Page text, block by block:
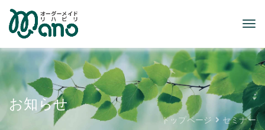
お知らせ
トップページ
セミナー